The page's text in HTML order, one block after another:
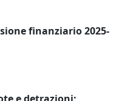
finanziario 2025-
e detrazioni;